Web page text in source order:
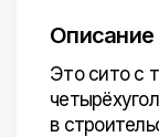
Описание
Это сито с
в